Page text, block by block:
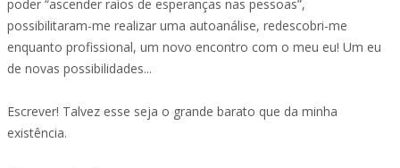
poder “ascender raios de esperanças nas pessoas”,
possibilitaram-me realizar uma autoanálise, redescobri-me
enquanto profissional, um novo encontro com o meu eu! Um eu
de novas possibilidades...
Escrever! Talvez esse seja o grande barato que da minha
existência.